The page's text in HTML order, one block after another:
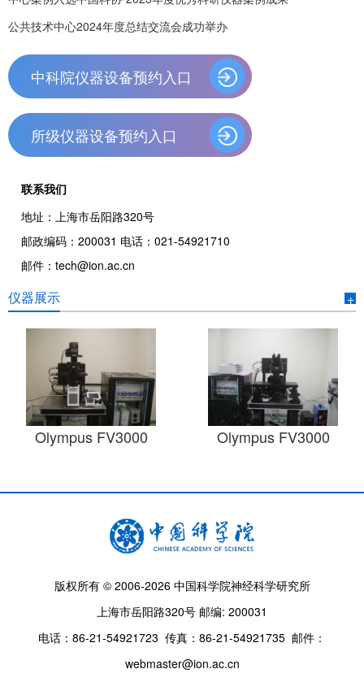
公共技术中心2024年度总结交流会成功举办
中科院仪器设备预约入口
所级仪器设备预约入口
联系我们
地址：上海市岳阳路320号
邮政编码：200031 电话：021-54921710
邮件：tech@ion.ac.cn
仪器展示 +
Olympus FV3000 Olympus FV3000
版权所有 © 2006-2026 中国科学院神经科学研究所
上海市岳阳路320号 邮编: 200031
电话：86-21-54921723 传真：86-21-54921735 邮件：
webmaster@ion.ac.cn